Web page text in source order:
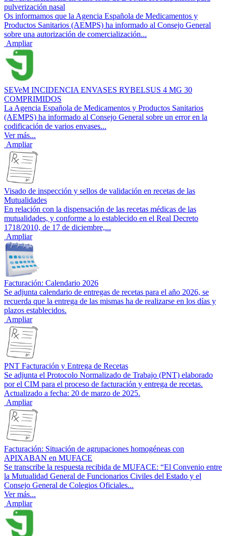
pulverización nasal
Os informamos que la Agencia Española de Medicamentos y
Productos Sanitarios (AEMPS) ha informado al Consejo General
sobre una autorización de comercialización...
Ampliar
SEVeM INCIDENCIA ENVASES RYBELSUS 4 MG 30
COMPRIMIDOS
La Agencia Española de Medicamentos y Productos Sanitarios
(AEMPS) ha informado al Consejo General sobre un error en la
codificación de varios envases...
Ver más...
Ampliar
Visado de inspección y sellos de validación en recetas de las
Mutualidades
En relación con la dispensación de las recetas médicas de las
mutualidades, y conforme a lo establecido en el Real Decreto
1718/2010, de 17 de diciembre,...
Ampliar
Facturación: Calendario 2026
Se adjunta calendario de entregas de recetas para el año 2026, se
recuerda que la entrega de las mismas ha de realizarse en los días y
plazos establecidos.
Ampliar
PNT Facturación y Entrega de Recetas
Se adjunta el Protocolo Normalizado de Trabajo (PNT) elaborado
por el CIM para el proceso de facturación y entrega de recetas.
Actualizado a fecha: 20 de marzo de 2025.
Ampliar
Facturación: Situación de agrupaciones homogéneas con
APIXABAN en MUFACE
Se transcribe la respuesta recibida de MUFACE: “El Convenio entre
la Mutualidad General de Funcionarios Civiles del Estado y el
Consejo General de Colegios Oficiales...
Ver más...
Ampliar